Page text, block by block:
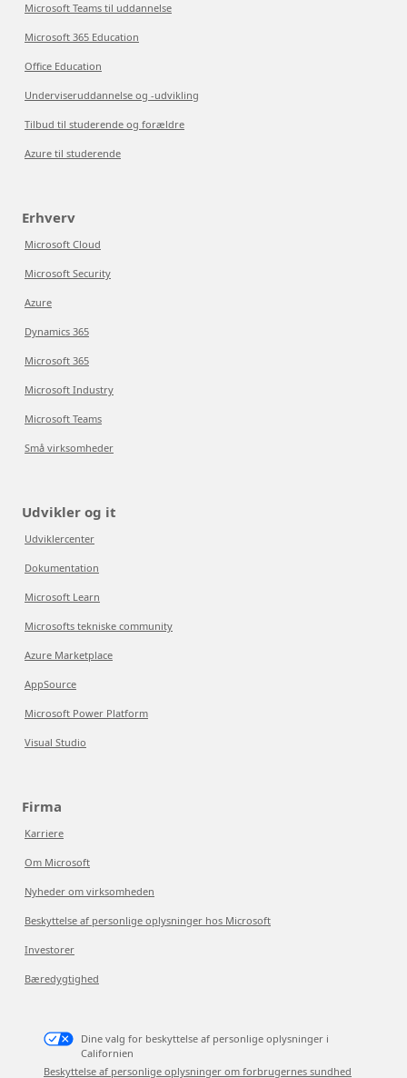
Microsoft Teams til uddannelse
Microsoft 365 Education
Office Education
Underviseruddannelse og -udvikling
Tilbud til studerende og forældre
Azure til studerende
Erhverv
Microsoft Cloud
Microsoft Security
Azure
Dynamics 365
Microsoft 365
Microsoft Industry
Microsoft Teams
Små virksomheder
Udvikler og it
Udviklercenter
Dokumentation
Microsoft Learn
Microsofts tekniske community
Azure Marketplace
AppSource
Microsoft Power Platform
Visual Studio
Firma
Karriere
Om Microsoft
Nyheder om virksomheden
Beskyttelse af personlige oplysninger hos Microsoft
Investorer
Bæredygtighed
Dine valg for beskyttelse af personlige oplysninger i
Californien
Beskyttelse af personlige oplysninger om forbrugernes sundhed